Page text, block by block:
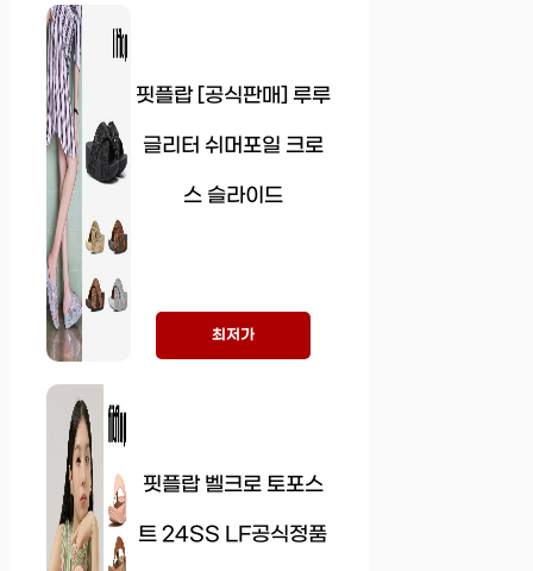
핏플랍 [공식판매] 루루
글리터 쉬머포일 크로
스 슬라이드
최저가
핏플랍 벨크로 토포스
트 24SS LF공식정품